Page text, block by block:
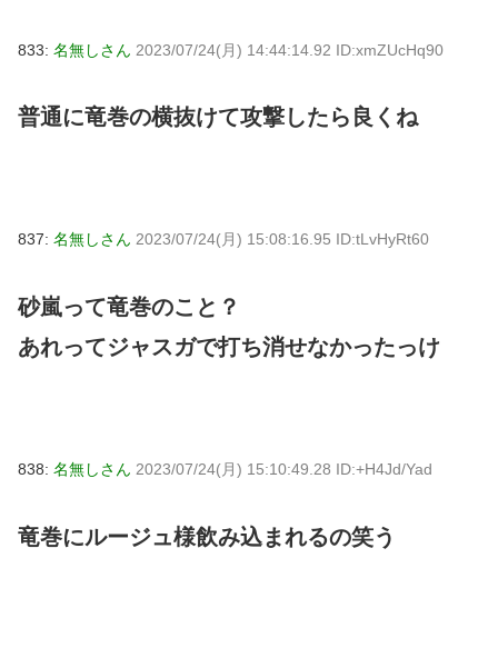
833: 名無しさん 2023/07/24(月) 14:44:14.92 ID:xmZUcHq90
普通に竜巻の横抜けて攻撃したら良くね
837: 名無しさん 2023/07/24(月) 15:08:16.95 ID:tLvHyRt60
砂嵐って竜巻のこと？
あれってジャスガで打ち消せなかったっけ
838: 名無しさん 2023/07/24(月) 15:10:49.28 ID:+H4Jd/Yad
竜巻にルージュ様飲み込まれるの笑う